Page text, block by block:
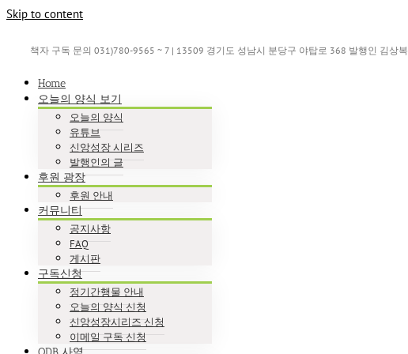
Skip to content
책자 구독 문의 031)780-9565 ~ 7 | 13509 경기도 성남시 분당구 야탑로 368 발행인 김상복
Home
오늘의 양식 보기
오늘의 양식
유튜브
신앙성장 시리즈
발행인의 글
후원 광장
후원 안내
커뮤니티
공지사항
FAQ
게시판
구독신청
정기간행물 안내
오늘의 양식 신청
신앙성장시리즈 신청
이메일 구독 신청